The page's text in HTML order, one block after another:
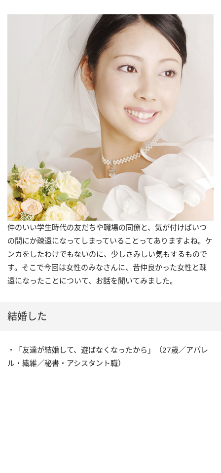
仲のいい学生時代の友だちや職場の同僚と、気が付けばいつ
の間にか疎遠になってしまっていることってありますよね。ケ
ンカをしたわけでもないのに、少しさみしい気もするもので
す。そこで今回は女性のみなさんに、昔仲良かった女性と疎
遠になったことについて、お話を聞いてみました。
結婚した
・「友達が結婚して、遊ばなくなったから」（27歳／アパレ
ル・繊維／秘書・アシスタント職）